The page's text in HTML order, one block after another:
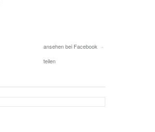
ansehen bei Facebook ·
teilen